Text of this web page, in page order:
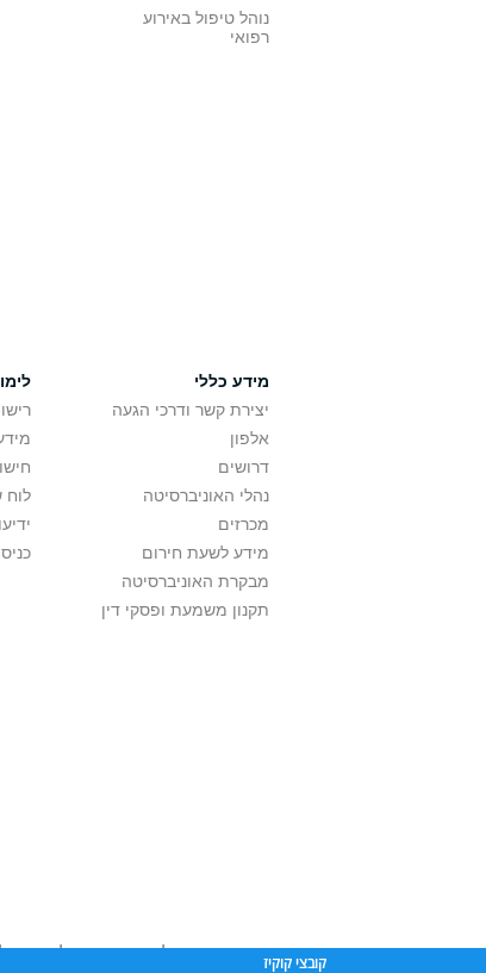
נוהל טיפול באירוע
רפואי
מידע כללי
יצירת קשר ודרכי הגעה
אלפון
דרושים
נהלי האוניברסיטה
מכרזים
מידע לשעת חירום
מבקרת האוניברסיטה
תקנון משמעת ופסקי דין
לוח
אוניברסיטת תל אביב עושה כל מאמץ
קובצי קוקיז